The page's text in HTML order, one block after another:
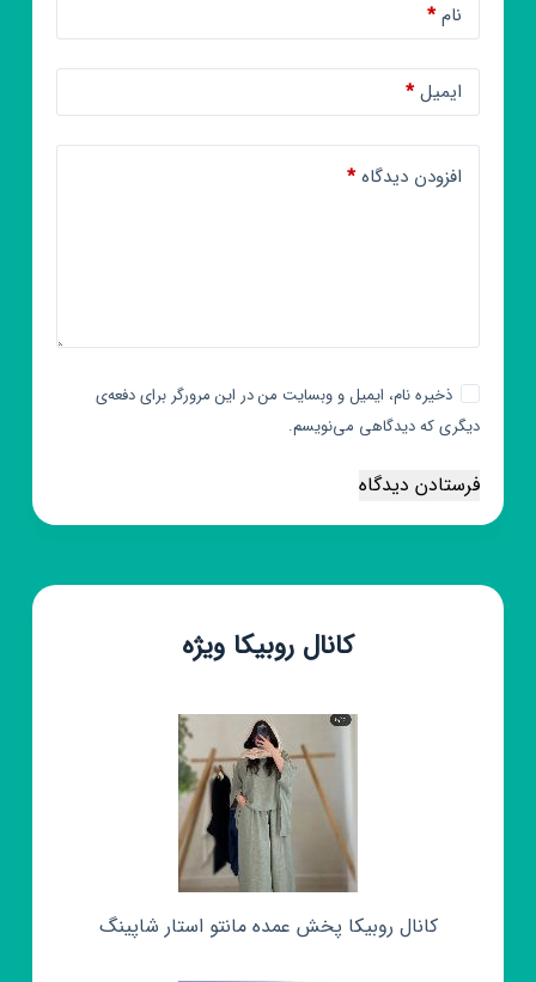
نام*
ایمیل*
افزودن دیدگاه*
ذخیره نام، ایمیل و وبسایت من در این مرورگر برای دفعه‌ی
دیگری که دیدگاهی می‌نویسم.
فرستادن دیدگاه
کانال روبیکا ویژه
کانال روبیکا پخش عمده مانتو استار شاپینگ